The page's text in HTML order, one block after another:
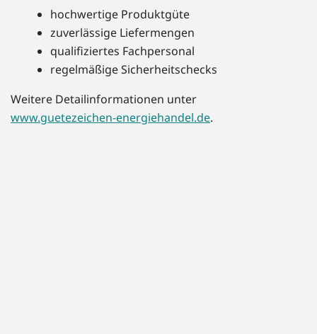
hochwertige Produktgüte
zuverlässige Liefermengen
qualifiziertes Fachpersonal
regelmäßige Sicherheitschecks
Weitere Detailinformationen unter
www.guetezeichen-energiehandel.de.